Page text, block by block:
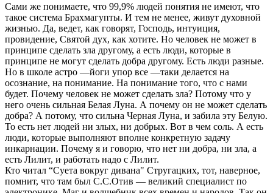
Сами же понимаете, что 99,9% людей понятия не имеют, что
такое система Брахмагупты. И тем не менее, живут духовной
жизнью. Да, ведет, как говорят, Господь, интуи­ция,
провидение, Святой дух, как хотите. Но человек не может в
принципе сделать зла другому, а есть люди, ко­торые в
принципе не могут сделать добра другому. Есть люди разные.
Но в школе астро —йоги упор все —таки де­лается на
осознание, на понимание. На понимание того, что с нами
будет. Почему человек не может сделать зла? Потому что у
него очень сильная Белая Луна. А почему он не может сделать
добра? А потому, что сильна Черная Луна, и забила эту Белую.
То есть нет людей ни злых, ни добрых. Вот в чем соль. А есть
люди, которые выполняют вполне конкретную задачу
инкарнации. Почему я и гово­рю, что нет ни добра, ни зла, а
есть Лилит, и работать надо с Лилит.
Кто читал “Суета вокруг дивана" Стругацких, тот, на­верное,
помнит, что там был С.С.Отив — великий специа­лист по